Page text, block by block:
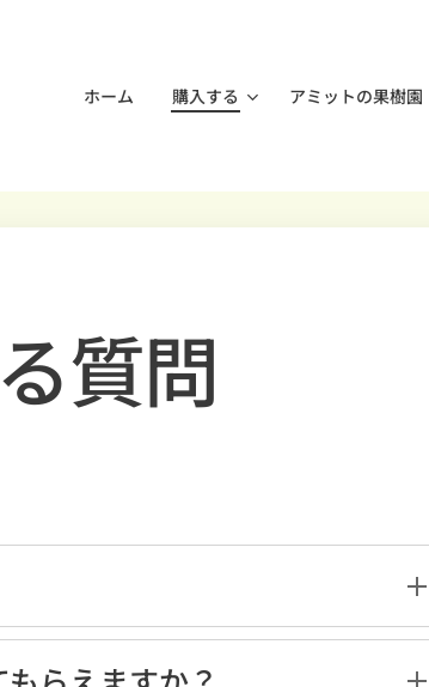
ホーム 購入する アミットの果樹園
質問
きません。